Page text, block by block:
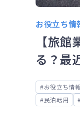
お役立ち情
【旅
る？最
お役立ち情
民泊転用